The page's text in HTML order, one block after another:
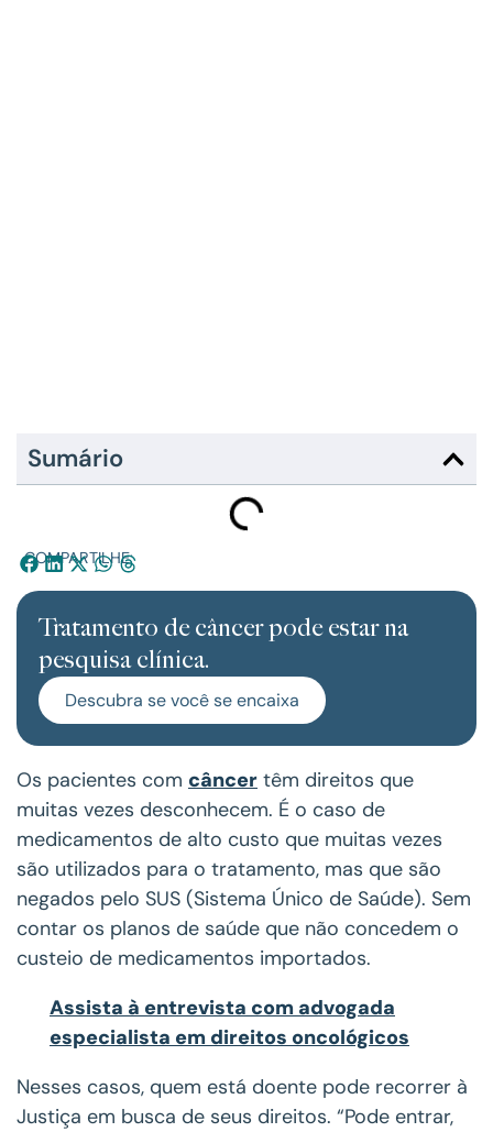
Sumário
COMPARTILHE:
Tratamento de câncer pode estar na
pesquisa clínica.
Descubra se você se encaixa
Os pacientes com câncer têm direitos que
muitas vezes desconhecem. É o caso de
medicamentos de alto custo que muitas vezes
são utilizados para o tratamento, mas que são
negados pelo SUS (Sistema Único de Saúde). Sem
contar os planos de saúde que não concedem o
custeio de medicamentos importados.
Assista à entrevista com advogada
especialista em direitos oncológicos
Nesses casos, quem está doente pode recorrer à
Justiça em busca de seus direitos. “Pode entrar,